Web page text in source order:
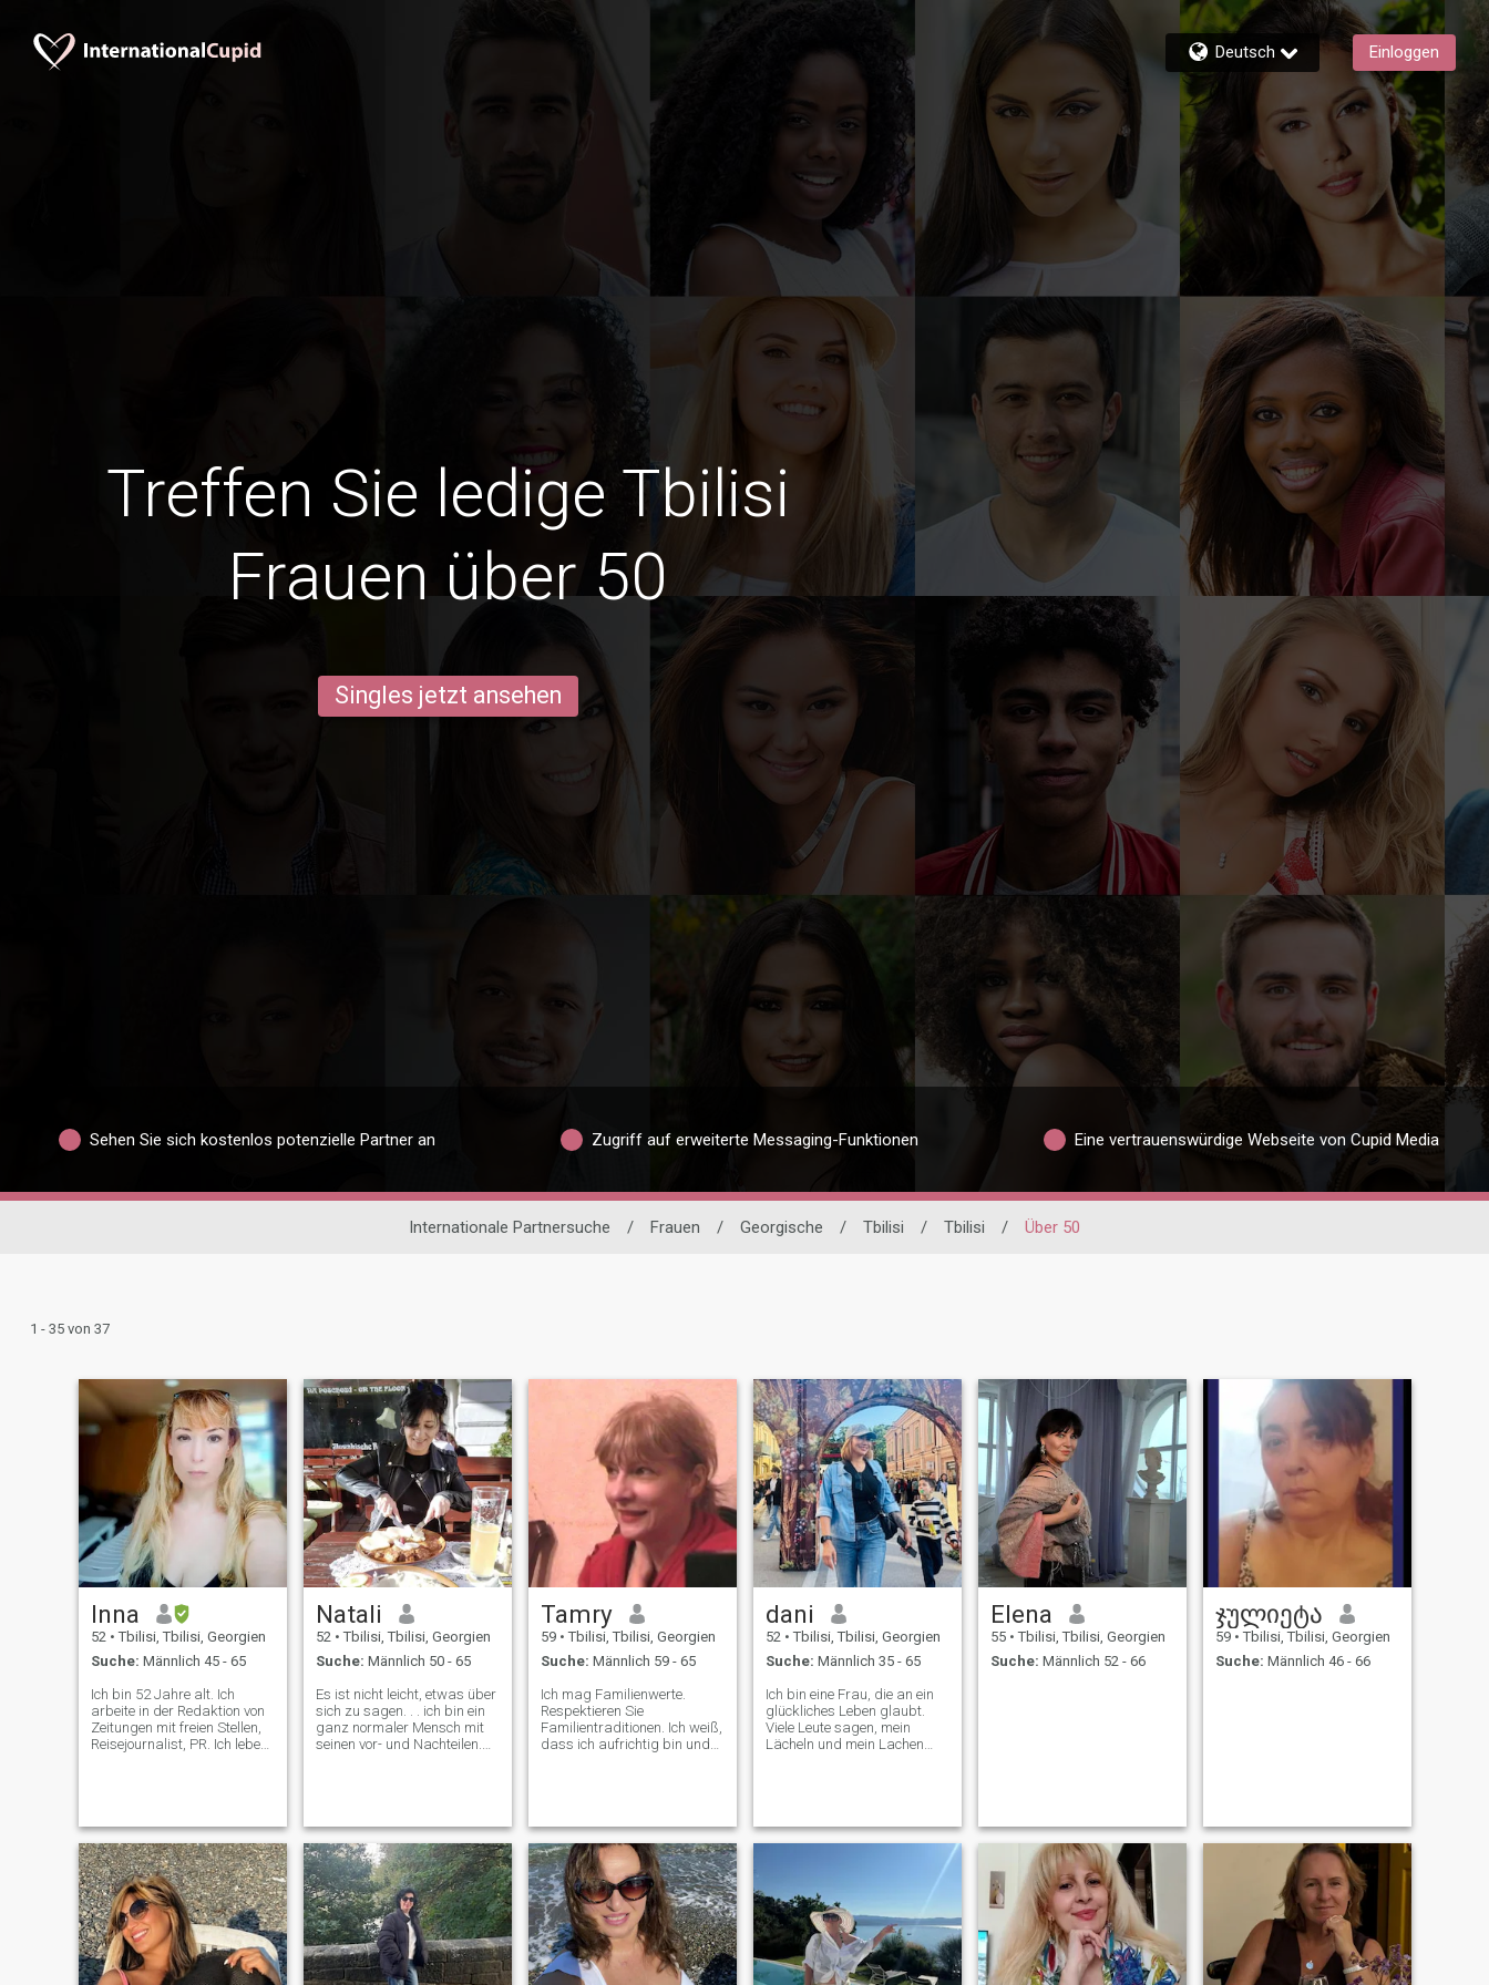
Deutsch Einloggen
Treffen Sie ledige Tbilisi
Frauen über 50
Singles jetzt ansehen
Sehen Sie sich kostenlos potenzielle Partner an Zugriff auf erweiterte Messaging-Funktionen Eine vertrauenswürdige Webseite von Cupid Media
Internationale Partnersuche / Frauen / Georgische / Tbilisi / Tbilisi / Über 50
1 - 35 von 37
Inna
52 • Tbilisi, Tbilisi, Georgien
Suche: Männlich 45 - 65
Ich bin 52 Jahre alt. Ich
arbeite in der Redaktion von
Zeitungen mit freien Stellen,
Reisejournalist, PR. Ich lebe
Mängel: Schönheit und
Bescheidenheit. Guter Humor,
manchmal ist mein Humor
dunkel. Gesellig, freundlich,
nicht konfliktfrei, ich halte die
Kakerlaken in meinem Kopf
unter Kontrolle. Ich lerne
Englisch, Bulgarisch,
Georgisch. Ich kenne
Russisch. Ich lerne, mit KI
Natali
52 • Tbilisi, Tbilisi, Georgien
Suche: Männlich 50 - 65
Es ist nicht leicht, etwas über
sich zu sagen. . . ich bin ein
ganz normaler Mensch mit
seinen vor- und Nachteilen.
mehr ein Zuhörer als ein
Geschichtenerzähler bin,
obwohl es von der Stimmung
abhängt) Ich beschäftige
mich mit Kreativität, ich liebe
es zu backen und zu kochen.
Ich liebe es, neue Orte zu
lernen, Fotos zu machen, in
der Natur und in der Stadt
zu spazieren. Das
Tamry
59 • Tbilisi, Tbilisi, Georgien
Suche: Männlich 59 - 65
Ich mag Familienwerte.
Respektieren Sie
Familientraditionen. Ich weiß,
dass ich aufrichtig bin und
meiner Meinung nach ist das
dasselbe
dani
52 • Tbilisi, Tbilisi, Georgien
Suche: Männlich 35 - 65
Ich bin eine Frau, die an ein
glückliches Leben glaubt.
Viele Leute sagen, mein
Lächeln und mein Lachen
beiläufigen oder
kurzfristigen Beziehungen.
Mann, der bereit ist, etwas
Gutes und Sinnvolles
zusammen aufzubauen. Ich
glaube an langfristige Liebe,
Respekt und Wachstum. Ich
schätze Ehrlichkeit und
Elena
55 • Tbilisi, Tbilisi, Georgien
Suche: Männlich 52 - 66
ჯულიეტა
59 • Tbilisi, Tbilisi, Georgien
Suche: Männlich 46 - 66